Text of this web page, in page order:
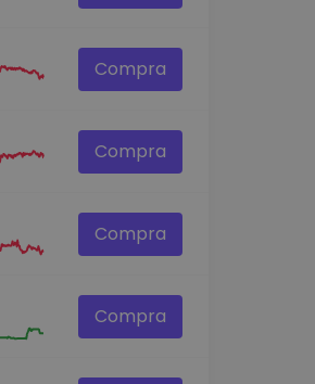
Compra
Compra
Compra
Compra